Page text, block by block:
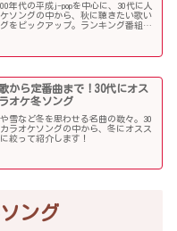
年代の平成j-popを中心に、30代に人
ソングの中から、秋に聴きたい歌い
をピックアップ。ランキング番組で
から定番曲まで！30代にオス
オケ冬ソング
雪など冬を思わせる名曲の数々。30
ラオケソングの中から、冬にオスス
絞って紹介します！
ング